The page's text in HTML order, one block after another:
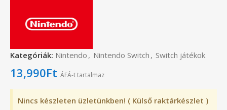
Kategóriák: Nintendo , Nintendo Switch , Switch játékok
13,990Ft ÁFÁ-t tartalmaz
Nincs készleten üzletünkben! ( Külső raktárkészlet )